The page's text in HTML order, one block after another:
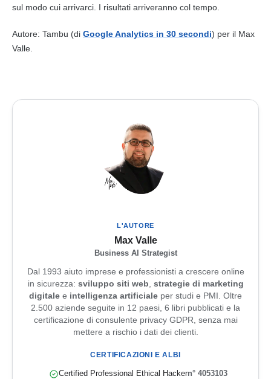
sul modo cui arrivarci. I risultati arriveranno col tempo.
Autore: Tambu (di Google Analytics in 30 secondi) per il Max
Valle.
L'AUTORE
Max Valle
Business AI Strategist
Dal 1993 aiuto imprese e professionisti a crescere online
in sicurezza: sviluppo siti web, strategie di marketing
digitale e intelligenza artificiale per studi e PMI. Oltre
2.500 aziende seguite in 12 paesi, 6 libri pubblicati e la
certificazione di consulente privacy GDPR, senza mai
mettere a rischio i dati dei clienti.
CERTIFICAZIONI E ALBI
Certified Professional Ethical Hackern° 4053103